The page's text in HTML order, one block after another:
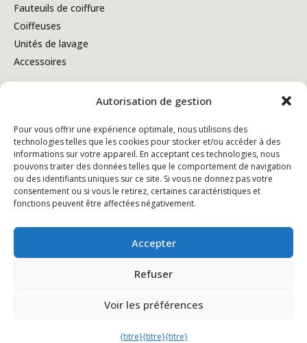
Autorisation de gestion
Pour vous offrir une expérience optimale, nous utilisons des
technologies telles que les cookies pour stocker et/ou accéder à des
informations sur votre appareil. En acceptant ces technologies, nous
pouvons traiter des données telles que le comportement de navigation
ou des identifiants uniques sur ce site. Si vous ne donnez pas votre
consentement ou si vous le retirez, certaines caractéristiques et
fonctions peuvent être affectées négativement.
Accepter
Refuser
Voir les préférences
{titre}{titre}{titre}
Fauteuils de coiffure
Coiffeuses
Unités de lavage
Accessoires
Conditions générales de vente
Politique de confidentialité
Politique en matière de cookies